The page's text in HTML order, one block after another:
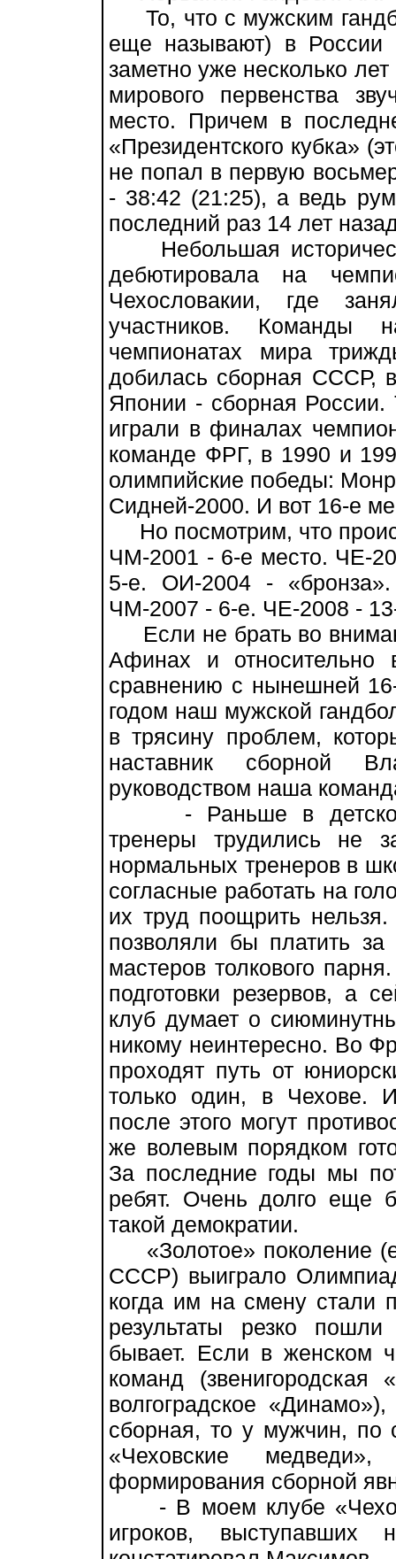
То, что с мужским
еще называют) в России
заметно уже несколько
мирового первенства
место. Причем в
«Президентского кубка»
не попал в первую
- 38:42 (21:25), а ведь
последний раз 14 лет
Небольшая
дебютировала на
Чехословакии, где
участников. Команды
чемпионатах мира
добилась сборная СССР,
Японии - сборная
играли в финалах
команде ФРГ, в 1990 и
олимпийские победы:
Сидней-2000. И вот 16-е
Но посмотрим, что
ЧМ-2001 - 6-е место. ЧЕ-
5-е. ОИ-2004 -
ЧМ-2007 - 6-е. ЧЕ-2008 -
Если не брать во
Афинах и
сравнению с нынешней
годом наш мужской
в трясину проблем,
наставник сборной
руководством наша
- Раньше в детско-
тренеры трудились не
нормальных тренеров в
согласные работать на
их труд поощрить
позволяли бы платить
мастеров толкового
подготовки резервов, а
клуб думает о
никому неинтересно. Во
проходят путь от
только один, в Чехове.
после этого могут
же волевым порядком
За последние годы мы
ребят. Очень долго еще
такой демократии.
«Золотое» поколение
СССР) выиграло
когда им на смену стали
результаты резко
бывает. Если в женском
команд (звенигородская
волгоградское
сборная, то у мужчин, по
«Чеховские
формирования сборной
- В моем клубе
игроков,